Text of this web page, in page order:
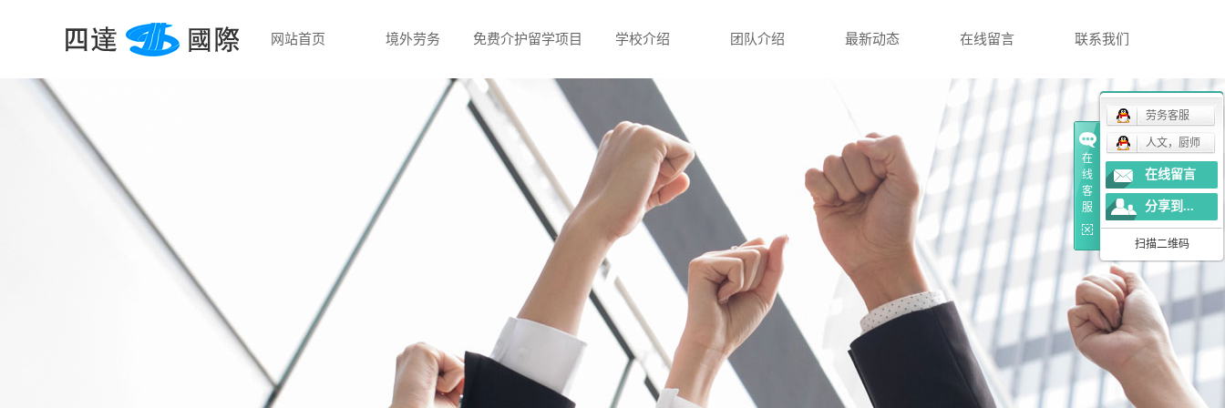
网站首页 境外劳务 免费介护留学项目 学校介绍 团队介绍 最新动态 在线留言 联系我们
在
线
客
服
劳务客服
人文，厨师
在线留言
分享到...
扫描二维码